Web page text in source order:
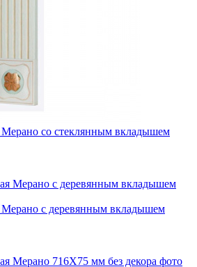
Мерано со стеклянным вкладышем
Мерано с деревянным вкладышем